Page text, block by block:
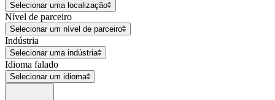
Selecionar uma localização
Nível de parceiro
Selecionar um nível de parceiro
Indústria
Selecionar uma indústria
Idioma falado
Selecionar um idioma